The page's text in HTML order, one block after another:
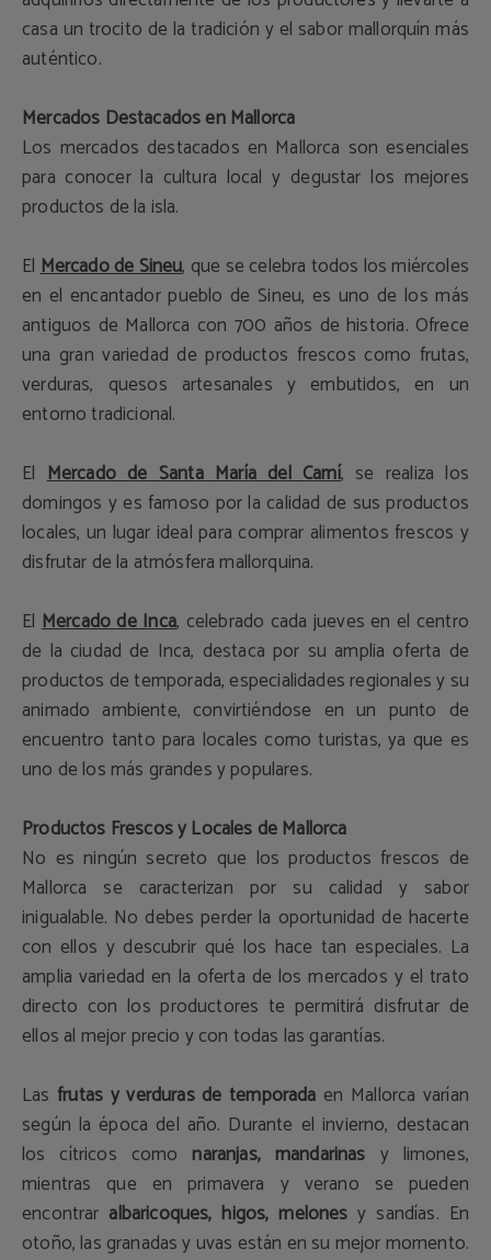
casa un trocito de la tradición y el sabor mallorquín más
auténtico.
Mercados Destacados en Mallorca
Los mercados destacados en Mallorca son esenciales
para conocer la cultura local y degustar los mejores
productos de la isla.
ElMercado de Sineu, que se celebra todos los miércoles
en el encantador pueblo de Sineu, es uno de los más
antiguos de Mallorca con 700 años de historia. Ofrece
una gran variedad de productos frescos como frutas,
verduras, quesos artesanales y embutidos, en un
entorno tradicional.
ElMercado de Santa María del Camí, se realiza los
domingos y es famoso por la calidad de sus productos
locales, un lugar ideal para comprar alimentos frescos y
disfrutar de la atmósfera mallorquina.
El Mercado de Inca, celebrado cada jueves en el centro
de la ciudad de Inca, destaca por su amplia oferta de
productos de temporada, especialidades regionales y su
animado ambiente, convirtiéndose en un punto de
encuentro tanto para locales como turistas, ya que es
uno de los más grandes y populares.
Productos Frescos y Locales de Mallorca
No es ningún secreto que los productos frescos de
Mallorca se caracterizan por su calidad y sabor
inigualable. No debes perder la oportunidad de hacerte
con ellos y descubrir qué los hace tan especiales. La
amplia variedad en la oferta de los mercados y el trato
directo con los productores te permitirá disfrutar de
ellos al mejor precio y con todas las garantías.
Lasfrutas y verduras de temporada en Mallorca varían
según la época del año. Durante el invierno, destacan
los cítricos comonaranjas, mandarinas y limones,
mientras que en primavera y verano se pueden
encontrar albaricoques, higos, melones y sandías. En
otoño, las granadas y uvas están en su mejor momento.